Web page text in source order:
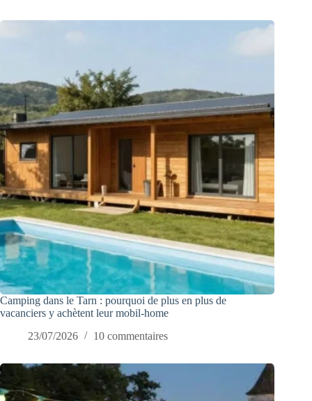
Camping dans le Tarn : pourquoi de plus en plus de
vacanciers y achètent leur mobil-home
23/07/2026
10 commentaires